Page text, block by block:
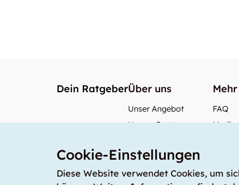
Dein RatgeberÜber uns
Unser Angebot
Unsere Partner
Unsere Preise
storabble Deutschland
FAQ
Cookie-Einstellungen
Diese Website verwendet Cookies, um